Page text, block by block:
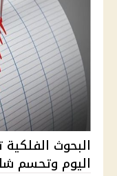
البحوث
اليوم وتحسم